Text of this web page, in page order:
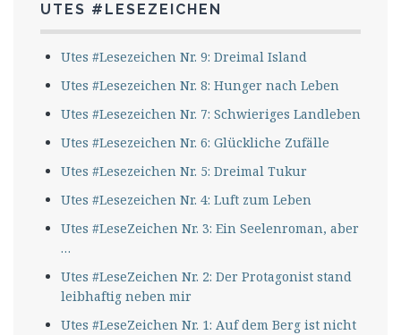
UTES #LESEZEICHEN
Utes #Lesezeichen Nr. 9: Dreimal Island
Utes #Lesezeichen Nr. 8: Hunger nach Leben
Utes #Lesezeichen Nr. 7: Schwieriges Landleben
Utes #Lesezeichen Nr. 6: Glückliche Zufälle
Utes #Lesezeichen Nr. 5: Dreimal Tukur
Utes #Lesezeichen Nr. 4: Luft zum Leben
Utes #LeseZeichen Nr. 3: Ein Seelenroman, aber
…
Utes #LeseZeichen Nr. 2: Der Protagonist stand
leibhaftig neben mir
Utes #LeseZeichen Nr. 1: Auf dem Berg ist nicht